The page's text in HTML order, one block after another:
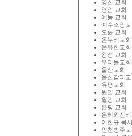
영신 교회
영암 교회
예능 교회
예수소망교
오륜 교회
온누리교회
온유한교회
왕성 교회
우리들교회
울산교회
울산감리교
유평교회
원일 교회
월광 교회
은평 교회
은혜와진리
이한규 목사
인천방주교